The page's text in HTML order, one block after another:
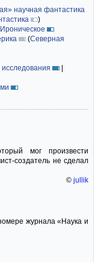
научная фантастика
)
Ироническое
(Северная
|
мог произвести
создатель не сделал
© jullik
журнала «Наука и